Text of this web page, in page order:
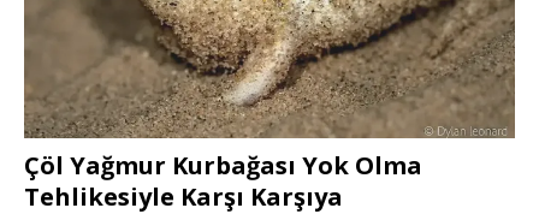
Çöl Yağmur Kurbağası Yok Olma
Tehlikesiyle Karşı Karşıya